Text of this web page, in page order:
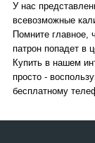
У нас
всевозможные
Помните главное,
патрон попадет в
Купить в нашем
просто -
бесплатному